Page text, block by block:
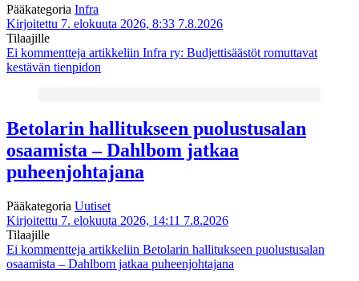
Pääkategoria Infra
Kirjoitettu 7. elokuuta 2026, 8:33 7.8.2026
Tilaajille
Ei kommentteja artikkeliin Infra ry: Budjettisäästöt romuttavat
kestävän tienpidon
Betolarin hallitukseen puolustusalan
osaamista – Dahlbom jatkaa
puheenjohtajana
Pääkategoria Uutiset
Kirjoitettu 7. elokuuta 2026, 14:11 7.8.2026
Tilaajille
Ei kommentteja artikkeliin Betolarin hallitukseen puolustusalan
osaamista – Dahlbom jatkaa puheenjohtajana